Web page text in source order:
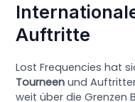
Auftritte
Lost Frequencies hat
Tourneen und
weit über die Grenzen